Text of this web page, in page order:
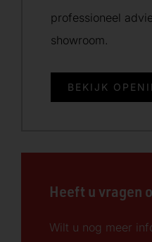
professioneel
showroom.
BEKIJK
Heeft u vragen
Wilt u nog meer